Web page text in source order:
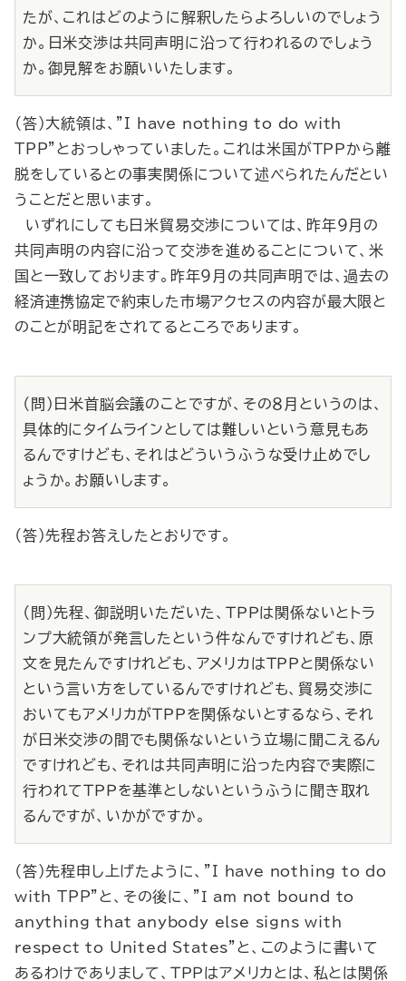
たが、これはどのように解釈したらよろしいのでしょう
か。日米交渉は共同声明に沿って行われるのでしょう
か。御見解をお願いいたします。
（答）大統領は、 "I have nothing to do with
TPP" とおっしゃっていました。これは米国がＴＰＰから離
脱をしているとの事実関係について述べられたんだとい
うことだと思います。
いずれにしても日米貿易交渉については、昨年９月の
共同声明の内容に沿って交渉を進めることについて、米
国と一致しております。昨年９月の共同声明では、過去の
経済連携協定で約束した市場アクセスの内容が最大限と
のことが明記をされてるところであります。
（問）日米首脳会議のことですが、その８月というのは、
具体的にタイムラインとしては難しいという意見もあ
るんですけども、それはどういうふうな受け止めでし
ょうか。お願いします。
（答）先程お答えしたとおりです。
（問）先程、御説明いただいた、ＴＰＰは関係ないとトラ
ンプ大統領が発言したという件なんですけれども、原
文を見たんですけれども、アメリカはＴＰＰと関係ない
という言い方をしているんですけれども、貿易交渉に
おいてもアメリカがＴＰＰを関係ないとするなら、それ
が日米交渉の間でも関係ないという立場に聞こえるん
ですけれども、それは共同声明に沿った内容で実際に
行われてＴＰＰを基準としないというふうに聞き取れ
るんですが、いかがですか。
（答）先程申し上げたように、 "I have nothing to do
with TPP" と、その後に、 "Ｉ am not bound to
anything that anybody else signs with
respect to United States" と、このように書いて
あるわけでありまして、ＴＰＰはアメリカとは、私とは関係